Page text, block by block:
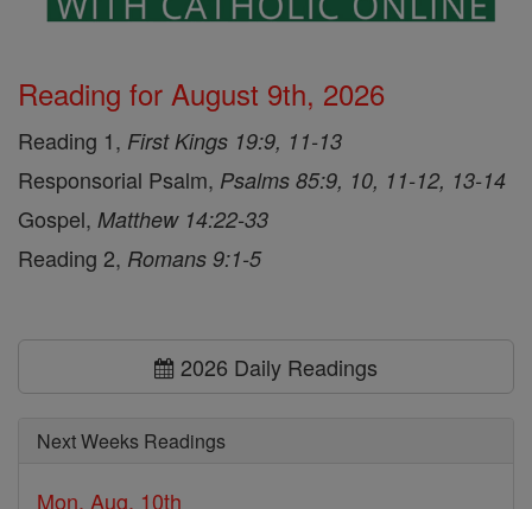
Reading for August 9th, 2026
Reading 1, First Kings 19:9, 11-13
Responsorial Psalm, Psalms 85:9, 10, 11-12, 13-14
Gospel, Matthew 14:22-33
Reading 2, Romans 9:1-5
2026 Daily Readings
Next Weeks Readings
Mon, Aug. 10th